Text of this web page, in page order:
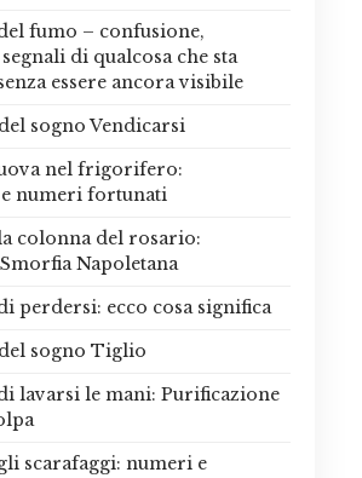
fumo – confusione,
di qualcosa che sta
essere ancora visibile
sogno Vendicarsi
nel frigorifero:
numeri fortunati
colonna del rosario:
Napoletana
perdersi: ecco cosa significa
sogno Tiglio
lavarsi le mani: Purificazione
scarafaggi: numeri e